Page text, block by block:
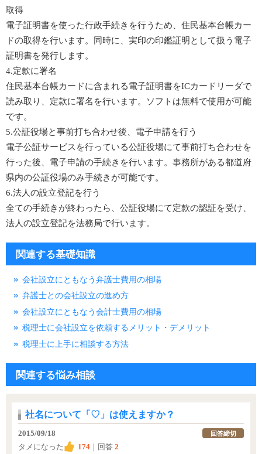
取得
電子証明書を使った行政手続きを行うため、住民基本台帳カー
ドの取得を行います。同時に、実印の印鑑証明として扱う電子
証明書を発行します。
4.定款に署名
住民基本台帳カードに含まれる電子証明書をICカードリーダで
読み取り、定款に署名を行います。ソフトは無料で使用が可能
です。
5.公証役場と事前打ち合わせ後、電子申請を行う
電子公証サービスを行っている公証役場にて事前打ち合わせを
行った後、電子申請の手続きを行います。事務所がある都道府
県内の公証役場のみ手続きが可能です。
6.法人の設立登記を行う
全ての手続きが終わったら、公証役場にて定款の認証を受け、
法人の設立登記を法務局で行います。
関連する基礎知識
会社設立にともなう弁護士費用の相場
弁護士との会社設立の進め方
会社設立にともなう会計士費用の相場
税理士に会社設立を依頼するメリット・デメリット
税理士に上手に相談する方法
関連する悩み相談
社名について「♡」は使えますか？
2015/09/18
タメになった
174 ｜回答 2
回答締切